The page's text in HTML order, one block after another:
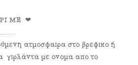
ΜΕ ❤
ατμόσφαιρα στο βρεφικό ή
γιρλάντα με όνομα από το